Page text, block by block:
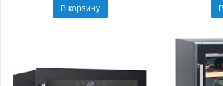
В корзину